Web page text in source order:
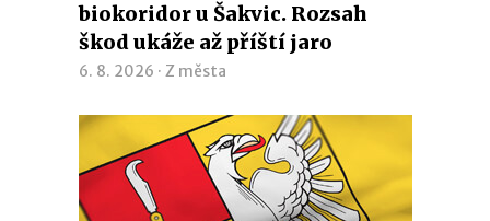
biokoridor u Šakvic. Rozsah
škod ukáže až příští jaro
6. 8. 2026 · Z města